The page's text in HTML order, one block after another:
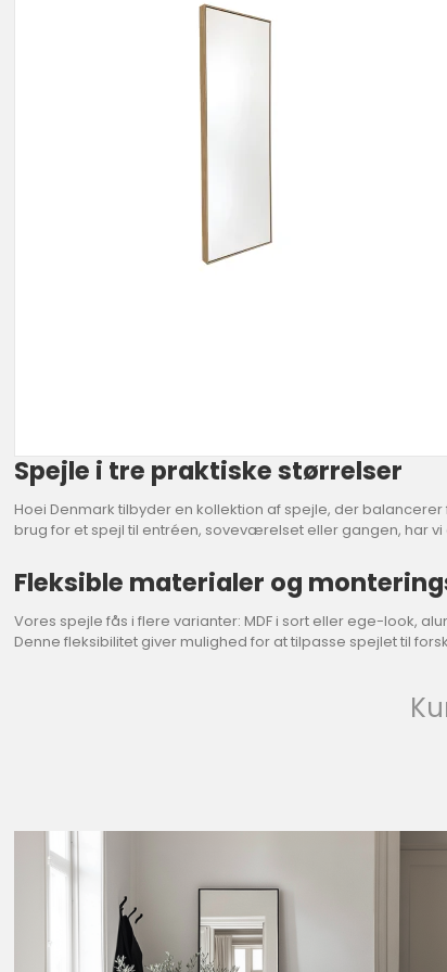
Spejle i tre praktiske størrelser
Hoei Denmark tilbyder en kollektion af spejle, der
brug for et spejl til entréen, soveværelset eller gangen, har
Fleksible materialer og
Vores spejle fås i flere varianter: MDF i sort eller ege-look,
Denne fleksibilitet giver mulighed for at tilpasse spejlet til